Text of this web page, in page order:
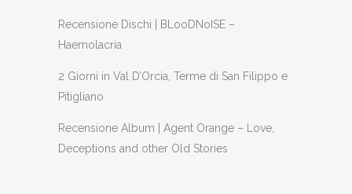
Recensione Dischi | BLooDNoISE –
Haemolacria
2 Giorni in Val D’Orcia, Terme di San Filippo e
Pitigliano
Recensione Album | Agent Orange – Love,
Deceptions and other Old Stories